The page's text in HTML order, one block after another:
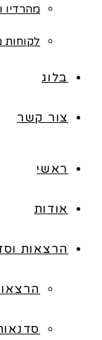
מהרדיו
לקוחות
בלוג
צור קשר
ראשי
אודות
הרצאות